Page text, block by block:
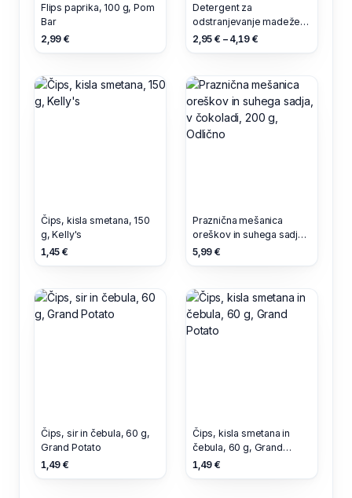
Flips paprika, 100 g, Pom
Bar
2,99 €
Detergent za
odstranjevanje madežev,
0.3 l, Frosch Baby
2,95 € – 4,19 €
Čips, kisla smetana, 150
g, Kelly's
1,45 €
Praznična mešanica
oreškov in suhega sadja,
v čokoladi, 200 g,
5,99 €
Čips, sir in čebula, 60 g,
Grand Potato
1,49 €
Čips, kisla smetana in
čebula, 60 g, Grand
Potato
1,49 €